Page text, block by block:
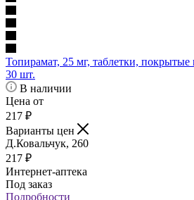
Топирамат, 25 мг, таблетки,
30 шт.
В наличии
Цена от
217 ₽
Варианты цен
Д.Ковальчук, 260
217 ₽
Интернет-аптека
Под заказ
Подробности